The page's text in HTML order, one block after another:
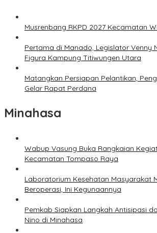
Musrenbang RKPD 2027 Kecamatan
Pertama di Manado, Legislator Venny
Figura Kampung Titiwungen Utara
Matangkan Persiapan Pelantikan,
Gelar Rapat Perdana
Minahasa
Wabup Vasung Buka Rangkaian
Kecamatan Tompaso Raya
Laboratorium Kesehatan Masyarakat
Beroperasi, Ini Kegunaannya
Pemkab Siapkan Langkah Antisipasi
Nino di Minahasa